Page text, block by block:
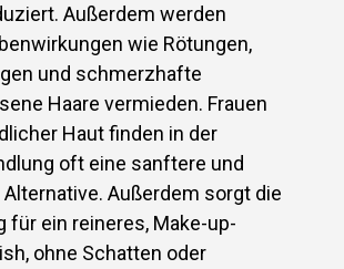
Außerdem werden
wie Rötungen,
und schmerzhafte
Haare vermieden. Frauen
Haut finden in der
oft eine sanftere und
Außerdem sorgt die
für ein reineres, Make-up-
ohne Schatten oder